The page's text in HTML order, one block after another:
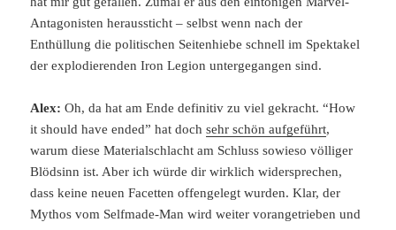
Antagonisten heraussticht – selbst wenn nach der
Enthüllung die politischen Seitenhiebe schnell im Spektakel
der explodierenden Iron Legion untergegangen sind.
Alex: Oh, da hat am Ende definitiv zu viel gekracht. “How
it should have ended” hat dochsehr schön aufgeführt,
warum diese Materialschlacht am Schluss sowieso völliger
Blödsinn ist. Aber ich würde dir wirklich widersprechen,
dass keine neuen Facetten offengelegt wurden. Klar, der
Mythos vom Selfmade-Man wird weiter vorangetrieben und